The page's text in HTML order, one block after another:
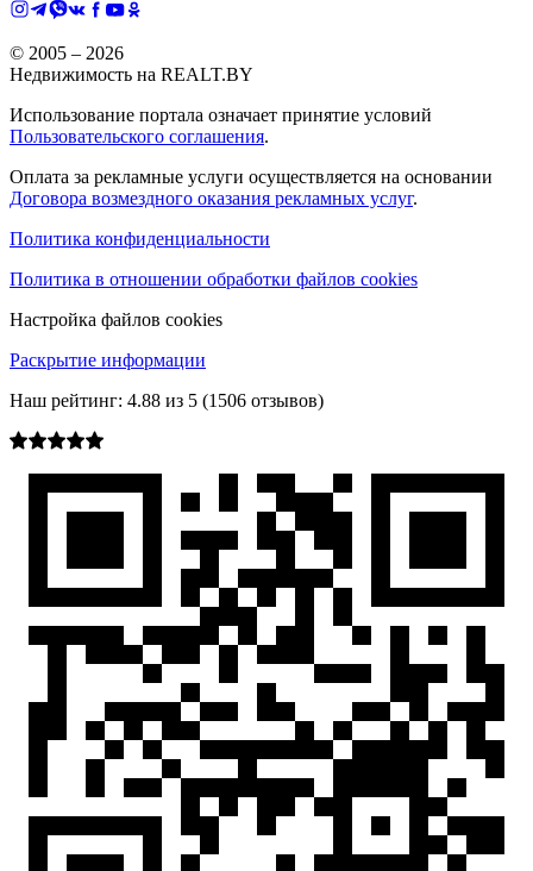
© 2005 – 2026
Недвижимость на REALT.BY
Использование портала означает принятие условий
Пользовательского соглашения.
Оплата за рекламные услуги осуществляется на основании
Договора возмездного оказания рекламных услуг.
Политика конфиденциальности
Политика в отношении обработки файлов cookies
Настройка файлов cookies
Раскрытие информации
Наш рейтинг: 4.88 из 5 (1506 отзывов)